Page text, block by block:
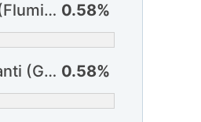
Arias (Fluminense) 0.58%
Villasanti (Grêmio) 0.58%